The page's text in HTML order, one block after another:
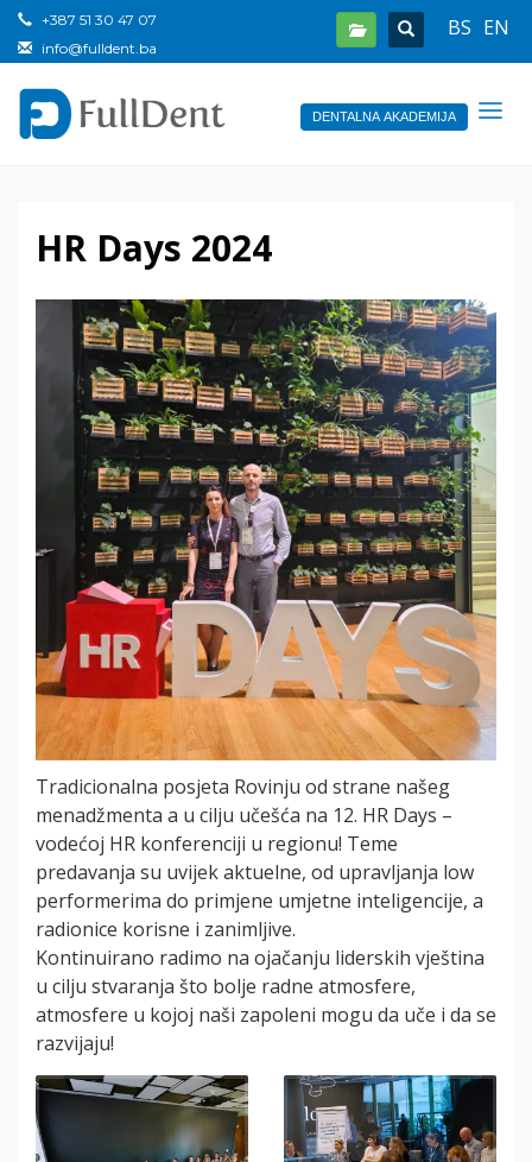
BS EN
+387 51 30 47 07
info@fulldent.ba
DENTALNA AKADEMIJA
HR Days 2024
Tradicionalna posjeta Rovinju od strane našeg
menadžmenta a u cilju učešća na 12. HR Days –
vodećoj HR konferenciji u regionu! Teme
predavanja su uvijek aktuelne, od upravljanja low
performerima do primjene umjetne inteligencije, a
radionice korisne i zanimljive.
Kontinuirano radimo na ojačanju liderskih vještina
u cilju stvaranja što bolje radne atmosfere,
atmosfere u kojoj naši zapoleni mogu da uče i da se
razvijaju!